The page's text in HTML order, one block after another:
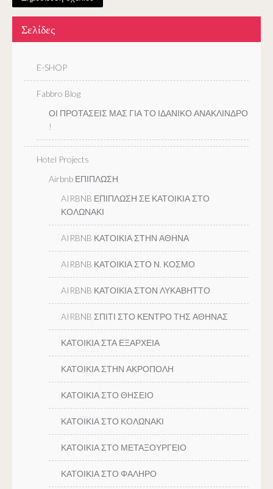
Σελίδες
E-SHOP
Fabbro Blog
ΟΙ ΠΡΟΤΑΣΕΙΣ ΜΑΣ ΓΙΑ ΤΟ ΙΔΑΝΙΚΟ ΑΝΑΚΛΙΝΔΡΟ
!
Hotel Projects
Airbnb ΕΠΙΠΛΩΣΗ
AIRBNB ΕΠΙΠΛΩΣΗ ΣΕ ΚΑΤΟΙΚΙΑ ΣΤΟ
ΚΟΛΩΝΑΚΙ
AIRBNB ΚΑΤΟΙΚΙΑ ΣΤΗΝ ΑΘΗΝΑ
AIRBNB ΚΑΤΟΙΚΙΑ ΣΤΟ Ν. ΚΟΣΜΟ
AIRBNB ΚΑΤΟΙΚΙΑ ΣΤΟΝ ΛΥΚΑΒΗΤΤΟ
AIRBNB ΣΠΙΤΙ ΣΤΟ ΚΕΝΤΡΟ ΤΗΣ ΑΘΗΝΑΣ
ΚΑΤΟΙΚΙΑ ΣΤΑ ΕΞΑΡΧΕΙΑ
ΚΑΤΟΙΚΙΑ ΣΤΗΝ ΑΚΡΟΠΟΛΗ
ΚΑΤΟΙΚΙΑ ΣΤΟ ΘΗΣΕΙΟ
ΚΑΤΟΙΚΙΑ ΣΤΟ ΚΟΛΩΝΑΚΙ
ΚΑΤΟΙΚΙΑ ΣΤΟ ΜΕΤΑΞΟΥΡΓΕΙΟ
ΚΑΤΟΙΚΙΑ ΣΤΟ ΦΑΛΗΡΟ